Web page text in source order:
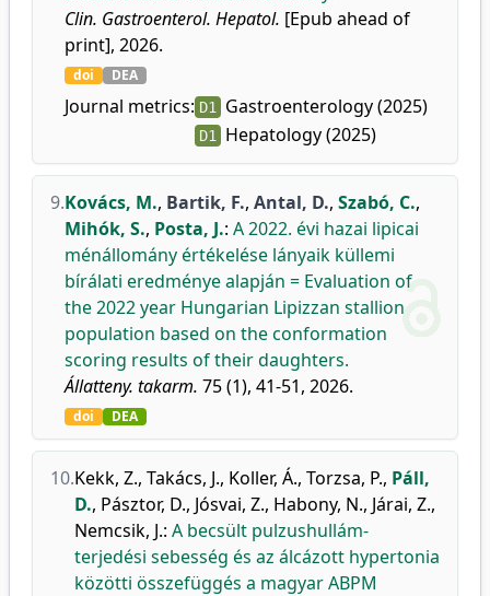
Clin. Gastroenterol. Hepatol. [Epub ahead of
print], 2026.
doi DEA
Journal metrics: D1 Gastroenterology (2025)
D1 Hepatology (2025)
9.Kovács, M., Bartik, F., Antal, D., Szabó, C.,
Mihók, S., Posta, J.: A 2022. évi hazai lipicai
ménállomány értékelése lányaik küllemi
bírálati eredménye alapján = Evaluation of
the 2022 year Hungarian Lipizzan stallion
population based on the conformation
scoring results of their daughters.
Állatteny. takarm. 75 (1), 41-51, 2026.
doi DEA
10.Kekk, Z., Takács, J., Koller, Á., Torzsa, P., Páll,
D., Pásztor, D., Jósvai, Z., Habony, N., Járai, Z.,
Nemcsik, J.: A becsült pulzushullám-
terjedési sebesség és az álcázott hypertonia
közötti összefüggés a magyar ABPM